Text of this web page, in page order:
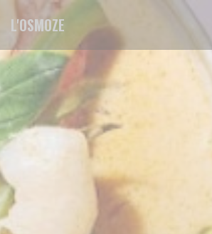
Panel pro správu cookies
L'OSMOZE